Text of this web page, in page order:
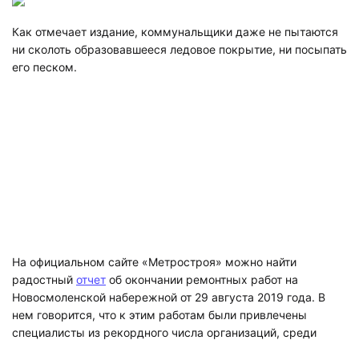
Как отмечает издание, коммунальщики даже не пытаются
ни сколоть образовавшееся ледовое покрытие, ни посыпать
его песком.
На официальном сайте «Метростроя» можно найти
радостный отчет об окончании ремонтных работ на
Новосмоленской набережной от 29 августа 2019 года. В
нем говорится, что к этим работам были привлечены
специалисты из рекордного числа организаций, среди